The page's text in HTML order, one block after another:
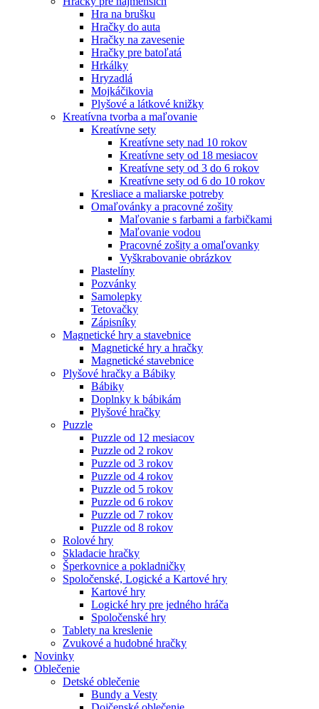
Hra na brušku
Hračky do auta
Hračky na zavesenie
Hračky pre batoľatá
Hrkálky
Hryzadlá
Mojkáčikovia
Plyšové a látkové knižky
Kreatívna tvorba a maľovanie
Kreatívne sety
Kreatívne sety nad 10 rokov
Kreatívne sety od 18 mesiacov
Kreatívne sety od 3 do 6 rokov
Kreatívne sety od 6 do 10 rokov
Kresliace a maliarske potreby
Omaľovánky a pracovné zošity
Maľovanie s farbami a farbičkami
Maľovanie vodou
Pracovné zošity a omaľovanky
Vyškrabovanie obrázkov
Plastelíny
Pozvánky
Samolepky
Tetovačky
Zápisníky
Magnetické hry a stavebnice
Magnetické hry a hračky
Magnetické stavebnice
Plyšové hračky a Bábiky
Bábiky
Doplnky k bábikám
Plyšové hračky
Puzzle
Puzzle od 12 mesiacov
Puzzle od 2 rokov
Puzzle od 3 rokov
Puzzle od 4 rokov
Puzzle od 5 rokov
Puzzle od 6 rokov
Puzzle od 7 rokov
Puzzle od 8 rokov
Rolové hry
Skladacie hračky
Šperkovnice a pokladničky
Spoločenské, Logické a Kartové hry
Kartové hry
Logické hry pre jedného hráča
Spoločenské hry
Tablety na kreslenie
Zvukové a hudobné hračky
Novinky
Oblečenie
Detské oblečenie
Bundy a Vesty